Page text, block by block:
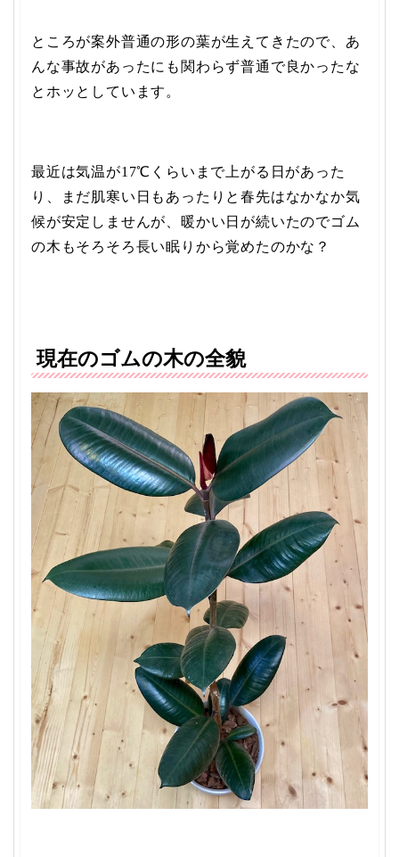
ところが案外普通の形の葉が生えてきたので、あ
んな事故があったにも関わらず普通で良かったな
とホッとしています。
最近は気温が17℃くらいまで上がる日があった
り、まだ肌寒い日もあったりと春先はなかなか気
候が安定しませんが、暖かい日が続いたのでゴム
の木もそろそろ長い眠りから覚めたのかな？
現在のゴムの木の全貌